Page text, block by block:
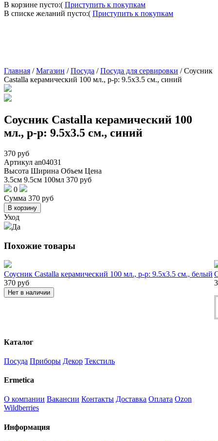
В корзине пусто:( Приступить к покупкам
В списке желаний пусто:( Приступить к покупкам
Главная /Магазин /Посуда /Посуда для сервировки /Соусник
Castalla керамический 100 мл., р-р: 9.5х3.5 см., синий
Соусник Castalla керамический 100
мл., р-р: 9.5х3.5 см., синий
370 руб
Артикул an04031
Высота Ширина Объем Цена
3.5см 9.5см 100мл 370 руб
0
Сумма 370 руб
В корзину
Уход
Да
Похожие товары
Соусник Castalla керамический 100 мл., р-р: 9.5х3.5 см., белый
370 руб
Нет в наличии
Каталог
Посуда Приборы Декор Текстиль
Ermetica
О компании Вакансии Контакты Доставка Оплата Ozon
Wildberries
Информация